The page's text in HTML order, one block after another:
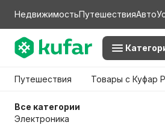
НедвижимостьПутешествияАвто
Путешествия Товары с Куфар
Все категории
Электроника